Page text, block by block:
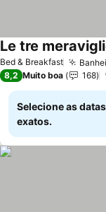
Bed & Breakfast
Le tre
8,2 Muito boa 168
Selecione as
exatos.